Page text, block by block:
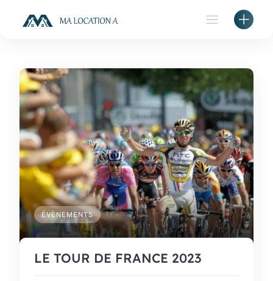
ÉVÈNEMENTS
LE TOUR DE FRANCE 2023